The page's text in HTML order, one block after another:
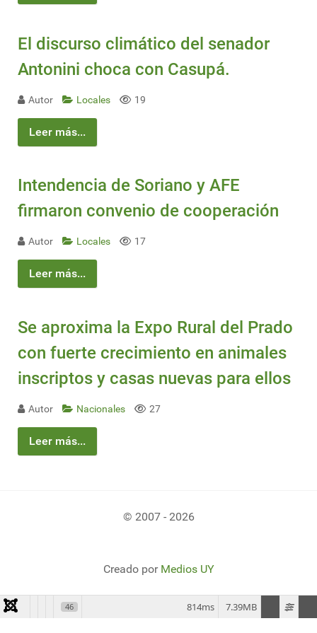
El discurso climático del senador
Antonini choca con Casupá.
Autor Locales 19
Leer más...
Intendencia de Soriano y AFE
firmaron convenio de cooperación
Autor Locales 17
Leer más...
Se aproxima la Expo Rural del Prado
con fuerte crecimiento en animales
inscriptos y casas nuevas para ellos
Autor Nacionales 27
Leer más...
© 2007 - 2026
Creado por Medios UY
46 7.39MB
814ms